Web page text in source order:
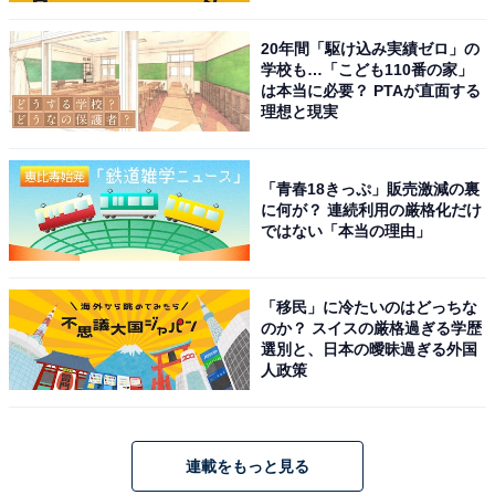
20年間「駆け込み実績ゼロ」の
学校も…「こども110番の家」
は本当に必要？ PTAが直面する
理想と現実
「青春18きっぷ」販売激減の裏
に何が？ 連続利用の厳格化だけ
ではない「本当の理由」
「移民」に冷たいのはどっちな
のか？ スイスの厳格過ぎる学歴
選別と、日本の曖昧過ぎる外国
人政策
連載をもっと見る